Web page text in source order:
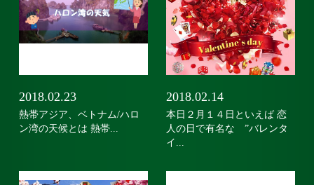
2018.02.23
熱帯アジア、ベトナム/ハロ
ン湾の天候とは 熱帯...
2018.02.14
本日２月１４日といえば 恋
人の日で有名な ”バレンタ
イ...